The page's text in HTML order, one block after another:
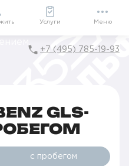
Подарки внутри
+7 (495) 785-19-93
GLS-
с пробегом
Услуги Меню